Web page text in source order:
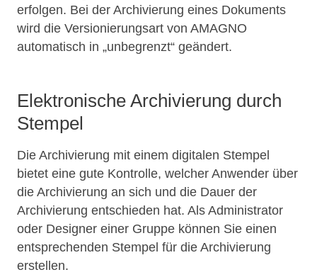
erfolgen. Bei der Archivierung eines Dokuments
wird die Versionierungsart von AMAGNO
automatisch in „unbegrenzt“ geändert.
Elektronische Archivierung durch
Stempel
Die Archivierung mit einem digitalen Stempel
bietet eine gute Kontrolle, welcher Anwender über
die Archivierung an sich und die Dauer der
Archivierung entschieden hat. Als Administrator
oder Designer einer Gruppe können Sie einen
entsprechenden Stempel für die Archivierung
erstellen.